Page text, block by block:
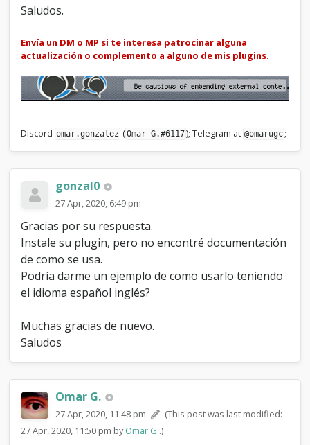
Saludos.
Envía un DM o MP si te interesa patrocinar alguna
actualización o complemento a alguno de mis plugins.
Discord omar.gonzalez (Omar G.#6117); Telegram at @omarugc ;
gonzal0
27 Apr, 2020, 6:49 pm
Gracias por su respuesta.
Instale su plugin, pero no encontré documentación
de como se usa.
Podría darme un ejemplo de como usarlo teniendo
el idioma español inglés?
Muchas gracias de nuevo.
Saludos
Omar G.
27 Apr, 2020, 11:48 pm
(This post was last modified:
27 Apr, 2020, 11:50 pm byOmar G..)